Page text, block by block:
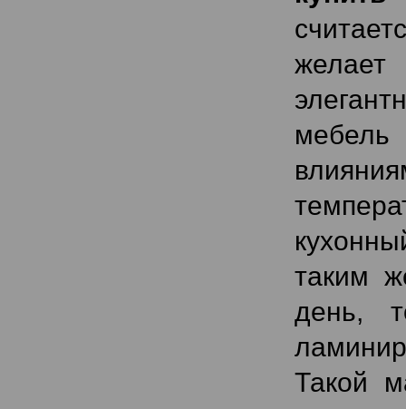
желает
мебель
таким
день,
Такой